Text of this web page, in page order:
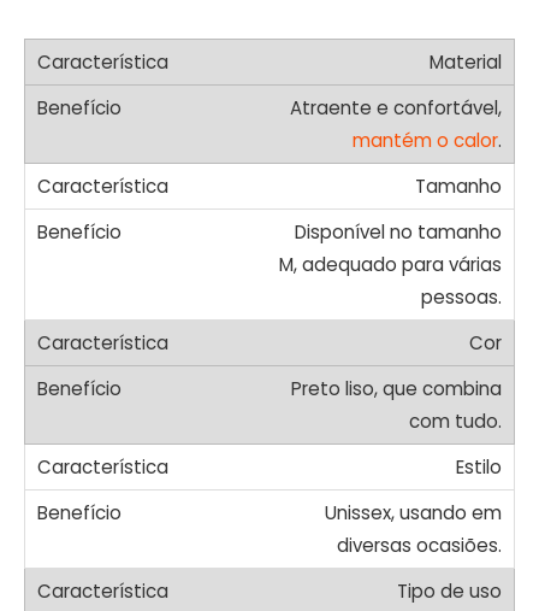
Material
Atraente e confortável,
mantém o calor.
Tamanho
Disponível no tamanho
M, adequado para várias
pessoas.
Cor
Preto liso, que combina
com tudo.
Estilo
Unissex, usando em
diversas ocasiões.
Tipo de uso